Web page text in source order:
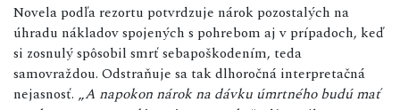
Novela podľa rezortu potvrdzuje nárok pozostalých na
úhradu nákladov spojených s pohrebom aj v prípadoch, keď
si zosnulý spôsobil smrť sebapoškodením, teda
samovraždou. Odstraňuje sa tak dlhoročná interpretačná
nejasnosť. „A napokon nárok na dávku úmrtného budú mať